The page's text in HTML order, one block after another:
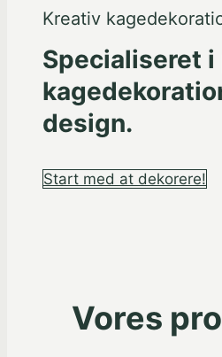
Kreativ
Specialiseret
design.
Start med at dekorere!
Vores